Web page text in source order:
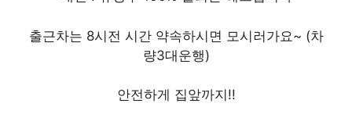
출근차는 8시전 시간 약속하시면 모시러가요~ (차
량3대운행)
안전하게 집앞까지!!